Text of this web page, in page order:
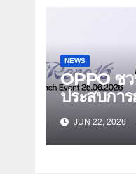
NEWS
OPPO ชว
ประสบกา
กว้างพิเศษ
ร์ตโฟนเพื่อ
กช็อต ในง
JUN 22, 2026